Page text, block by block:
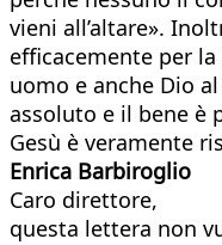
vieni all’altare».
efficacemente per
uomo e anche Dio
assoluto e il bene è
Gesù è veramente
Enrica Barbiroglio
Caro direttore,
questa lettera non